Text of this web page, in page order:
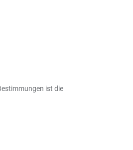
ist die